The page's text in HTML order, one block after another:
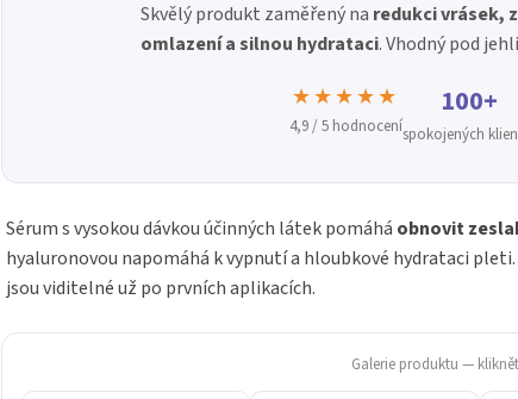
Skvělý produkt zaměřený na redukci vrásek,
omlazení a silnou hydrataci. Vhodný pod
★★★★★
4,9 / 5 hodnocení
100+
spokojených
Sérum s vysokou dávkou účinných látek pomáhá obnovit
hyaluronovou napomáhá k vypnutí a hloubkové hydrataci pleti.
jsou viditelné už po prvních aplikacích.
Galerie produktu —